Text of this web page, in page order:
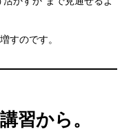
すのです。
習から。